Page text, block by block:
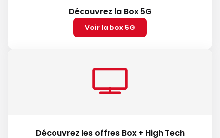
Découvrez la Box 5G
Voir la box 5G
Découvrez les offres Box + High Tech